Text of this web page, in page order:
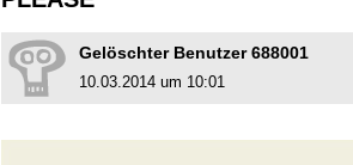
Gelöschter Benutzer 688001
10.03.2014 um 10:01